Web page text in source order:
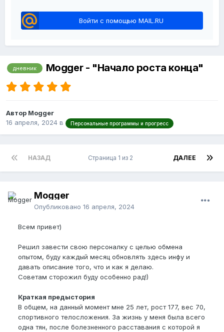
Войти с помощью MAIL.RU
дневник Mogger - "Начало роста конца"
Автор Mogger
16 апреля, 2024 в Персональные программы и прогресс
НАЗАД ДАЛЕЕ
Страница 1 из 2
Mogger
Опубликовано 16 апреля, 2024
Всем привет)
Решил завести свою персоналку с целью обмена
опытом, буду каждый месяц обновлять здесь инфу и
давать описание того, что и как я делаю.
Советам сторожил буду особенно рад!)
Краткая предыстория
В общем, на данный момент мне 25 лет, рост 177, вес 70,
спортивного телосложения. За жизнь у меня была всего
одна тян, после болезненного расставания с которой я